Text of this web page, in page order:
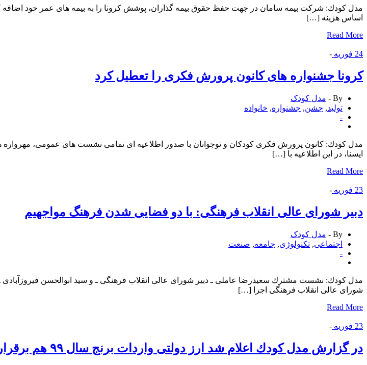
مدل كودك: شركت بیمه سامان در جهت حفظ حقوق بیمه گذاران، پوشش كرونا را به بیمه های عمر خود
اساس هزینه […]
Read More
24 فوریه -
كرونا جشنواره های كانون پرورش فكری را تعطیل كرد
By -
مدل کودک
تولید, جشن, جشنواره, خانواده
-
ایسنا، در این اطلاعیه با […]
Read More
23 فوریه -
دبیر شورای عالی انقلاب فرهنگی: با دو فضایی شدن فرهنگ مواجهیم
By -
مدل کودک
اجتماعی, تكنولوژی, جامعه, صنعت
-
شورای عالی انقلاب فرهنگی اجرا […]
Read More
23 فوریه -
در گزارش مدل كودك اعلام شد ارز دولتی واردات برنج سال ۹۹ هم برقرار است